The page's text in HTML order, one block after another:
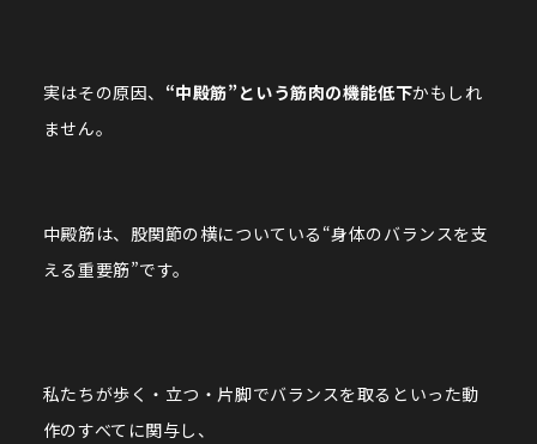
実はその原因、 “中殿筋”という筋肉の機能低下かもしれ
ません。
中殿筋は、股関節の横についている“身体のバランスを支
える重要筋”です。
私たちが歩く・立つ・片脚でバランスを取るといった動
作のすべてに関与し、